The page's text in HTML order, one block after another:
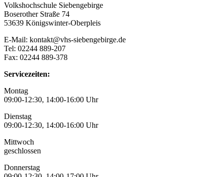
Volkshochschule Siebengebirge
Boserother Straße 74
53639 Königswinter-Oberpleis
E-Mail: kontakt@vhs-siebengebirge.de
Tel: 02244 889-207
Fax: 02244 889-378
Servicezeiten:
Montag
09:00-12:30, 14:00-16:00 Uhr
Dienstag
09:00-12:30, 14:00-16:00 Uhr
Mittwoch
geschlossen
Donnerstag